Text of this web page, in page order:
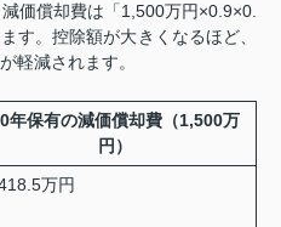
価償却費は「1,500万円×0.9×0.
す。控除額が大きくなるほど、
軽減されます。
年保有の減価償却費（1,500万
円）
万円